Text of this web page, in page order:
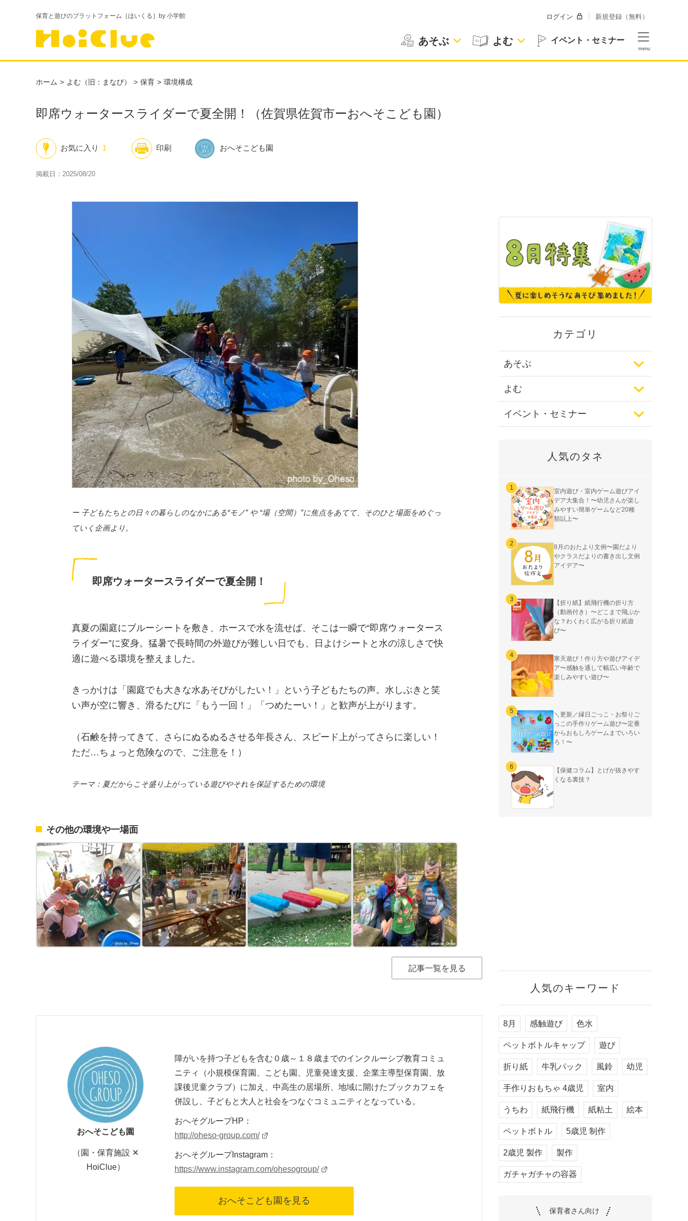
保育と遊びのプラットフォーム［ほいくる］by 小学館
あそぶ よむ イベント・セミナー
ログイン 新規登録（無料）
ホーム よむ（旧：まなび） 保育 環境構成
即席ウォータースライダーで夏全開！（佐賀県佐賀市ーおへそこども園）
おへそこども園
お気に入り 1 印刷
掲載日：2025/08/20
ー 子どもたちとの日々の暮らしのなかにある“モノ” や “場（空間）”に焦点をあてて、そのひと場面をめぐっ
ていく企画より。
即席ウォータースライダーで夏全開！
真夏の園庭にブルーシートを敷き、ホースで水を流せば、そこは一瞬で“即席ウォータース
ライダー”に変身。猛暑で長時間の外遊びが難しい日でも、日よけシートと水の涼しさで快
適に遊べる環境を整えました。
きっかけは「園庭でも大きな水あそびがしたい！」という子どもたちの声。水しぶきと笑
い声が空に響き、滑るたびに「もう一回！」「つめたーい！」と歓声が上がります。
（石鹸を持ってきて、さらにぬるぬるさせる年長さん、スピード上がってさらに楽しい！
ただ…ちょっと危険なので、ご注意を！）
テーマ：夏だからこそ盛り上がっている遊びやそれを保証するための環境
その他の環境や一場面
記事一覧を見る
おへそこども園
（園・保育施設 ✕
HoiClue）
障がいを持つ子どもを含む０歳～１８歳までのインクルーシブ教育コミュ
ニティ（小規模保育園、こども園、児童発達支援、企業主導型保育園、放
課後児童クラブ）に加え、中高生の居場所、地域に開けたブックカフェを
併設し、子どもと大人と社会をつなぐコミュニティとなっている。
おへそグループHP：
http://oheso-group.com/
おへそグループInstagram：
https://www.instagram.com/ohesogroup/
おへそこども園を見る
カテゴリ
あそぶ
よむ
イベント・セミナー
人気のタネ
室内遊び・室内ゲーム遊びアイ
デア大集合！〜幼児さんが楽し
みやすい簡単ゲームなど20種
類以上〜
8月のおたより文例〜園だより
やクラスだよりの書き出し文例
アイデア〜
【折り紙】紙飛行機の折り方
（動画付き）〜どこまで飛ぶか
な？わくわく広がる折り紙遊
び〜
寒天遊び！作り方や遊びアイデ
ア〜感触を通して幅広い年齢で
楽しみやすい遊び〜
＼更新／縁日ごっこ・お祭りご
っこの手作りゲーム遊び〜定番
からおもしろゲームまでいろい
ろ！〜
【保健コラム】とげが抜きやす
くなる裏技？
人気のキーワード
8月 感触遊び 色水
ペットボトルキャップ 遊び
折り紙 牛乳パック 風鈴 幼児
手作りおもちゃ 4歳児 室内
うちわ 紙飛行機 紙粘土 絵本
ペットボトル 5歳児 制作
2歳児 製作 製作
ガチャガチャの容器
保育者さん向け